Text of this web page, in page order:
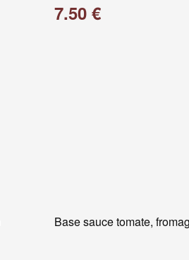
7.50 €
Base sauce tomate,